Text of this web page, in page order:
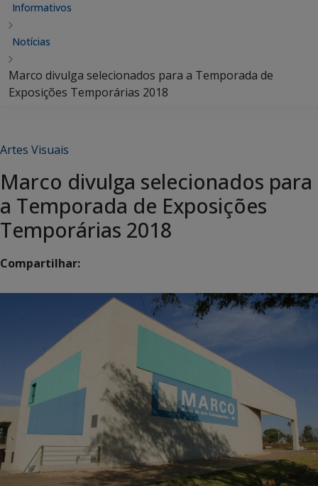
Informativos
Notícias
Marco divulga selecionados para a Temporada de
Exposições Temporárias 2018
Artes Visuais
Marco divulga selecionados para
a Temporada de Exposições
Temporárias 2018
Compartilhar: